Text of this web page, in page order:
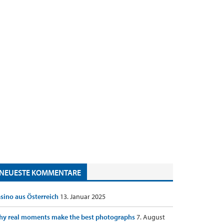
NEUESTE KOMMENTARE
aus Österreich 13. Januar 2025
real moments make the best photographs7. August